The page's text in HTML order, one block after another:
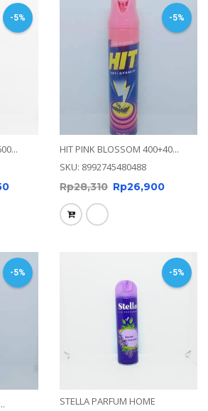
-5% -5%
HIT PINK BLOSSOM 400+40...
SKU: 8992745480488
Rp28,310 Rp26,900
-5% -5%
STELLA PARFUM HOME